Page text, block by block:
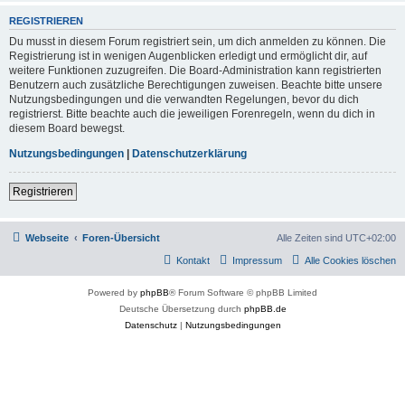
REGISTRIEREN
Du musst in diesem Forum registriert sein, um dich anmelden zu können. Die
Registrierung ist in wenigen Augenblicken erledigt und ermöglicht dir, auf
weitere Funktionen zuzugreifen. Die Board-Administration kann registrierten
Benutzern auch zusätzliche Berechtigungen zuweisen. Beachte bitte unsere
Nutzungsbedingungen und die verwandten Regelungen, bevor du dich
registrierst. Bitte beachte auch die jeweiligen Forenregeln, wenn du dich in
diesem Board bewegst.
Nutzungsbedingungen
Datenschutzerklärung
Registrieren
Webseite Foren-Übersicht Alle Zeiten sind UTC+02:00
Alle Cookies löschen
Impressum
Kontakt
Powered by phpBB® Forum Software © phpBB Limited
Deutsche Übersetzung durch phpBB.de
Datenschutz| Nutzungsbedingungen